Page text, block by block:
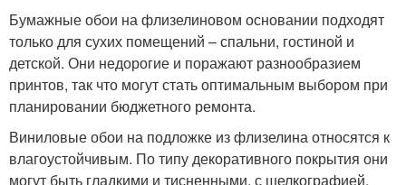
Бумажные обои на флизелиновом основании подходят
только для сухих помещений – спальни, гостиной и
детской. Они недорогие и поражают разнообразием
принтов, так что могут стать оптимальным выбором при
планировании бюджетного ремонта.
Виниловые обои на подложке из флизелина относятся к
влагоустойчивым. По типу декоративного покрытия они
могут быть гладкими и тисненными, с шелкографией,